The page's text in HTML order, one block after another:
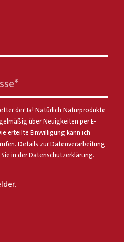
*
der Ja! Natürlich Naturprodukte
über Neuigkeiten per E-
erteilte Einwilligung kann ich
Details zur Datenverarbeitung
in der Datenschutzerklärung.